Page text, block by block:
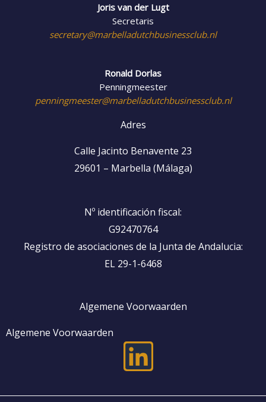
Joris van der Lugt
Secretaris
secretary@marbelladutchbusinessclub.nl
Ronald Dorlas
Penningmeester
penningmeester@marbelladutchbusinessclub.nl
Adres
Calle Jacinto Benavente 23
29601 – Marbella (Málaga)
Nº identificación fiscal:
G92470764
Registro de asociaciones de la Junta de Andalucia:
EL 29-1-6468
Algemene Voorwaarden
Algemene Voorwaarden
L
i